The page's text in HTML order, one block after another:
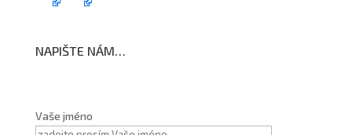
NAPIŠTE NÁM…
Vaše jméno